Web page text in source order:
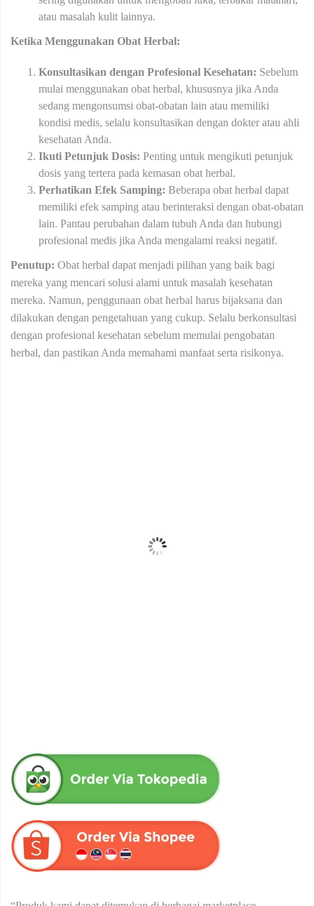
atau masalah kulit lainnya.
Ketika Menggunakan Obat Herbal:
Konsultasikan dengan Profesional Kesehatan: Sebelum
mulai menggunakan obat herbal, khususnya jika Anda
sedang mengonsumsi obat-obatan lain atau memiliki
kondisi medis, selalu konsultasikan dengan dokter atau ahli
kesehatan Anda.
Ikuti Petunjuk Dosis: Penting untuk mengikuti petunjuk
dosis yang tertera pada kemasan obat herbal.
Perhatikan Efek Samping: Beberapa obat herbal dapat
memiliki efek samping atau berinteraksi dengan obat-obatan
lain. Pantau perubahan dalam tubuh Anda dan hubungi
profesional medis jika Anda mengalami reaksi negatif.
Penutup: Obat herbal dapat menjadi pilihan yang baik bagi
mereka yang mencari solusi alami untuk masalah kesehatan
mereka. Namun, penggunaan obat herbal harus bijaksana dan
dilakukan dengan pengetahuan yang cukup. Selalu berkonsultasi
dengan profesional kesehatan sebelum memulai pengobatan
herbal, dan pastikan Anda memahami manfaat serta risikonya.